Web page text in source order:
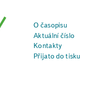
O časopisu
Aktuální číslo
Kontakty
Přijato do tisku